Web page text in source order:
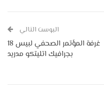
البوست التالي
غرفة المؤتمر الصحفي لبيس 18
بجرافيك اتليتكو مدريد